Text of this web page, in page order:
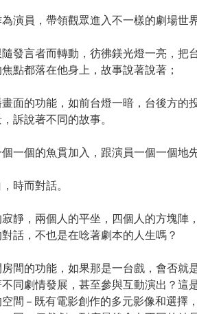
演員，帶領觀眾進入不一樣的劇場世界
發言者而轉動，彷彿鎂光燈一亮，把
點都落在他身上，故事說著說著；
面的功能，如前台燈一暗，台後方的
訴說著不同的故事。
一個的魚貫加入，跟演員一個一個地
時而對話。
靜，兩個人的平坐，四個人的方塊陣
話，不也是在唸著劇本的人生嗎？
間的功能，如果那是一台戲，會否就
不同劇情發展，甚至參與互動演出？這
間 – 既有電影創作的多元影像和選擇